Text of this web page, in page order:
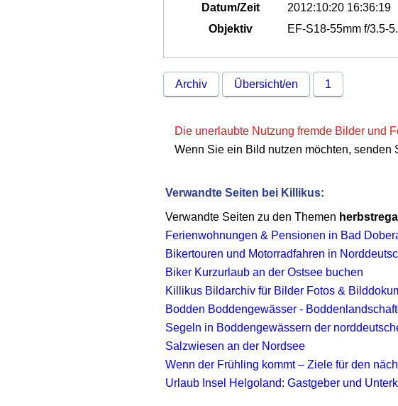
Datum/Zeit
2012:10:20 16:36:19
Objektiv
EF-S18-55mm f/3.5-
Archiv Übersicht/en 1
Die unerlaubte Nutzung fremde Bilder und
Wenn Sie ein Bild nutzen möchten, senden
Verwandte Seiten bei Killikus:
Verwandte Seiten zu den Themen
Ferienwohnungen & Pensionen in Bad
Bikertouren und Motorradfahren in
Biker Kurzurlaub an der Ostsee buchen
Killikus Bildarchiv für Bilder Fotos &
Bodden Boddengewässer -
Segeln in Boddengewässern der
Salzwiesen an der Nordsee
Wenn der Frühling kommt – Ziele für den
Urlaub Insel Helgoland: Gastgeber und